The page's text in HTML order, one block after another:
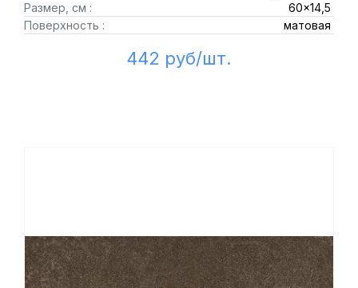
Размер, см :
60x14,5
Поверхность :
матовая
442 руб/шт.